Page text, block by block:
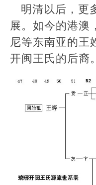
明清以后，更
展。如今的港澳
尼等东南亚的王
开闽王氏的后裔。